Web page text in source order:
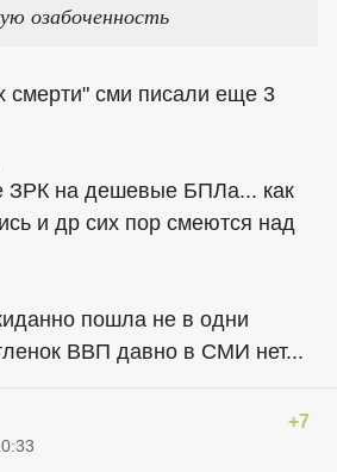
озабоченность
смерти" сми писали еще 3
ЗРК на дешевые БПЛа... как
и др сих пор смеются над
пошла не в одни
ВВП давно в СМИ нет...
+7